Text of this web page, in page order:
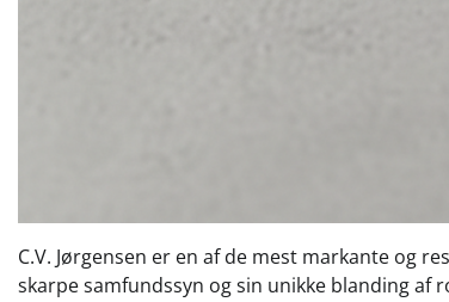
C.V. Jørgensen er en af de mest markante og
skarpe samfundssyn og sin unikke blanding af